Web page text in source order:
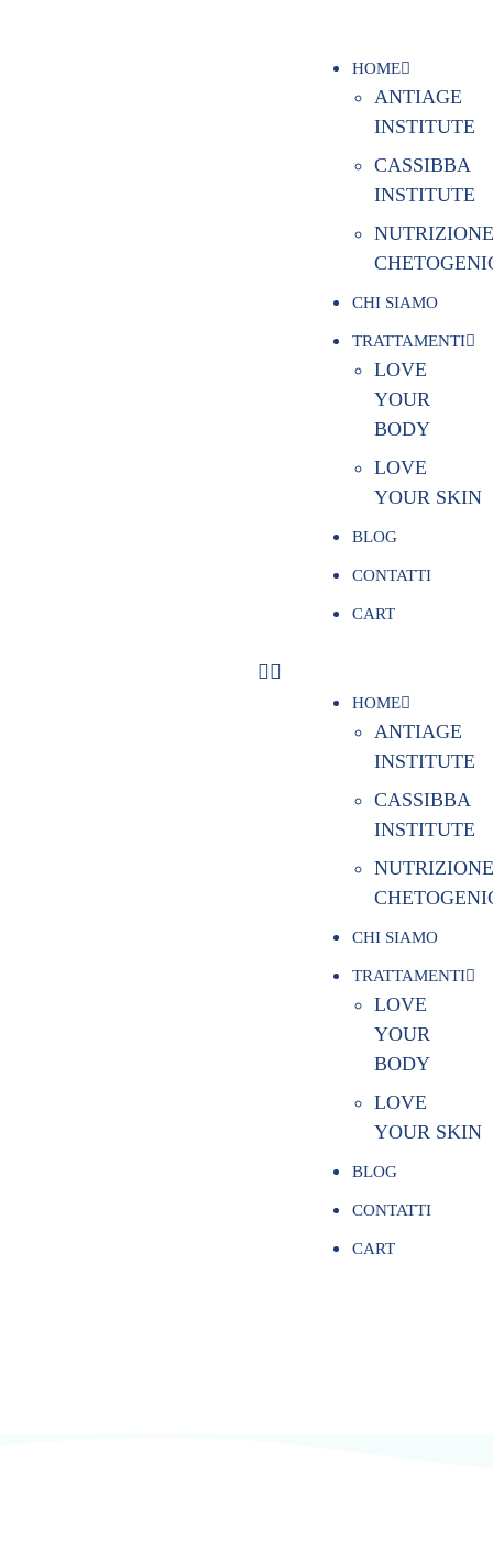
HOME
ANTIAGE
INSTITUTE
CASSIBBA
INSTITUTE
NUTRIZIONE
CHI SIAMO
TRATTAMENTI
LOVE
YOUR
BODY
LOVE
YOUR SKIN
BLOG
CONTATTI
CART
HOME
ANTIAGE
INSTITUTE
CASSIBBA
INSTITUTE
NUTRIZIONE
CHI SIAMO
TRATTAMENTI
LOVE
YOUR
BODY
LOVE
YOUR SKIN
BLOG
CONTATTI
CART